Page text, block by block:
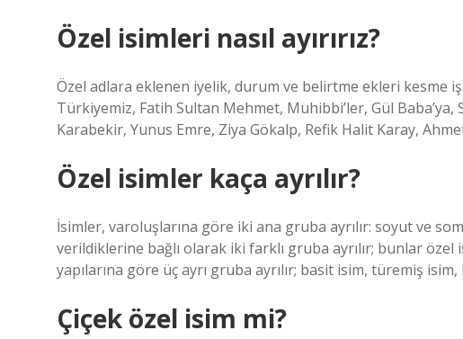
Özel isimleri nasıl ayırırız?
Özel adlara eklenen iyelik, durum ve belirtme ekleri kesme
Türkiyemiz, Fatih Sultan Mehmet, Muhibbi’ler, Gül Baba’ya,
Karabekir, Yunus Emre, Ziya Gökalp, Refik Halit Karay,
Özel isimler kaça ayrılır?
İsimler, varoluşlarına göre iki ana gruba ayrılır: soyut ve
verildiklerine bağlı olarak iki farklı gruba ayrılır; bunlar
yapılarına göre üç ayrı gruba ayrılır; basit isim, türemiş
Çiçek özel isim mi?